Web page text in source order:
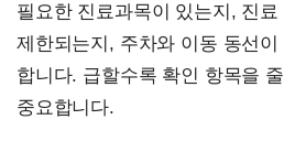
필요한 진료과목이 있는지, 진료
제한되는지, 주차와 이동 동선
합니다. 급할수록 확인 항목을
중요합니다.